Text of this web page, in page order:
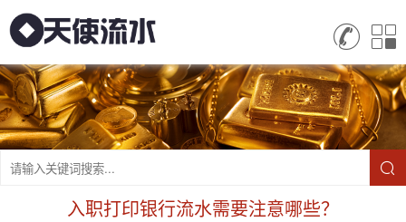
入职打印银行流水需要注意哪些？